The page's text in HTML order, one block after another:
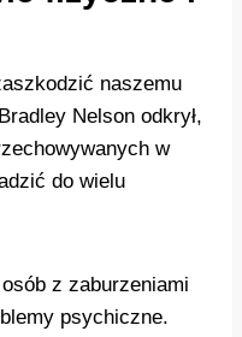
naszemu
Nelson odkrył,
w
do wielu
z zaburzeniami
psychiczne.